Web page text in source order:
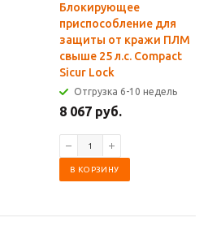
Блокирующее
приспособление для
защиты от кражи ПЛМ
свыше 25 л.с. Compact
Sicur Lock
Отгрузка 6-10 недель
8 067 руб.
В КОРЗИНУ